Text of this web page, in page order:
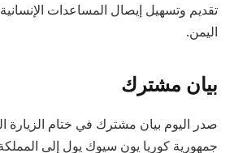
تقديم وتسهيل إيصال المساعدات
اليمن.
بيان مشترك
صدر اليوم بيان مشترك في ختام الزيارة
جمهورية كوريا يون سيوك يول إلى